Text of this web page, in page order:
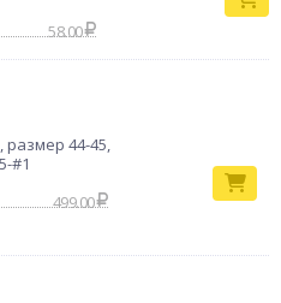
58.00
44-45,
#1
499.00